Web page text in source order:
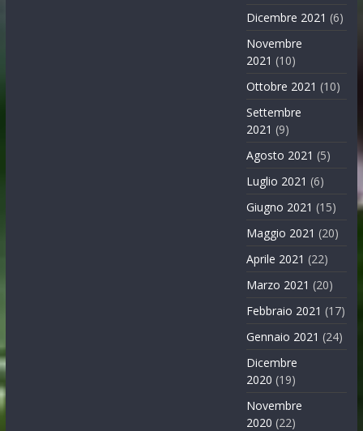
Dicembre 2021 (6)
Novembre
2021 (10)
Ottobre 2021 (10)
Settembre
2021 (9)
Agosto 2021 (5)
Luglio 2021 (6)
Giugno 2021 (15)
Maggio 2021 (20)
Aprile 2021 (22)
Marzo 2021 (20)
Febbraio 2021 (17)
Gennaio 2021 (24)
Dicembre
2020 (19)
Novembre
2020 (22)